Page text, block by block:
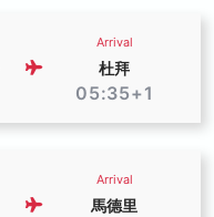
Arrival
杜拜
05:35+1
Arrival
馬德里